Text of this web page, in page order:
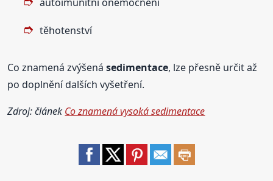
těhotenství
Co znamená zvýšenásedimentace, lze přesně určit až
po doplnění dalších vyšetření.
Zdroj: článek Co znamená vysoká sedimentace